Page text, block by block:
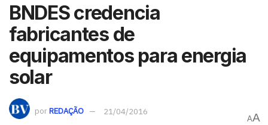
BNDES credencia
fabricantes de
equipamentos para energia
solar
porREDAÇÃO 21/04/2016
AA